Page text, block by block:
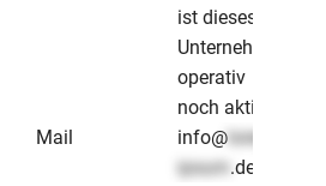
ist dieses
Unternehmen
operativ
noch aktiv
Mail
info@lorem-
ipsum .de